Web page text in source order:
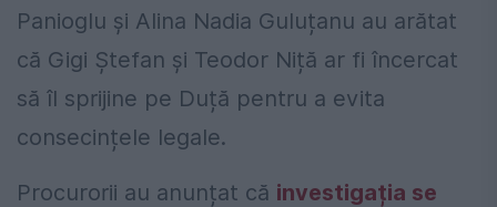
Panioglu și Alina Nadia Guluțanu au arătat
că Gigi Ștefan și Teodor Niță ar fi încercat
să îl sprijine pe Duță pentru a evita
consecințele legale.
Procurorii au anunțat că investigația se